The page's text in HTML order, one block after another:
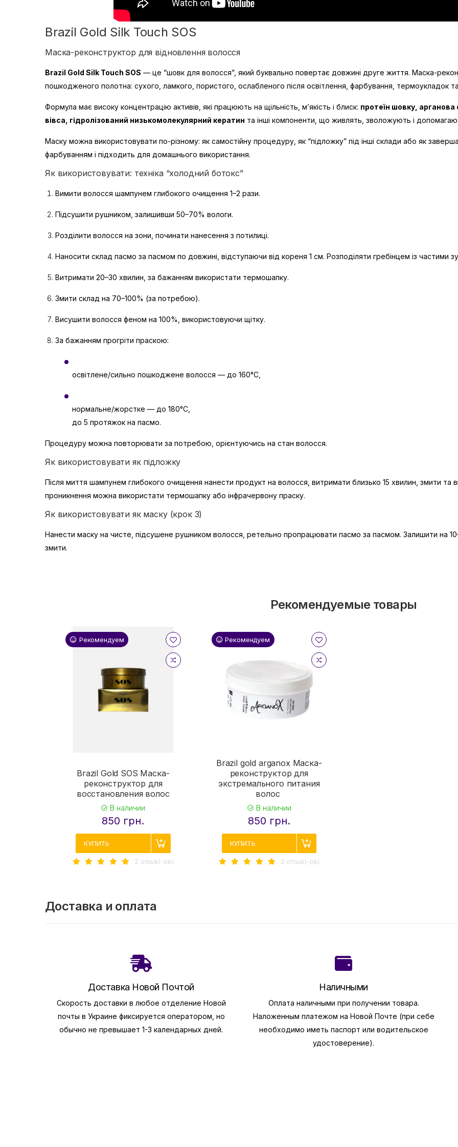
Brazil Gold Silk Touch SOS
Маска-реконструктор для відновлення волосся
Brazil Gold Silk Touch SOS — це “шовк для волосся”, який буквально повертає довжині друге життя. Маска-
пошкодженого полотна: сухого, ламкого, пористого, ослабленого після освітлення, фарбування, термоукладок
Формула має високу концентрацію активів, які працюють на щільність, м’якість і блиск: протеїн шовку, арганова
вівса, гідролізований низькомолекулярний кератин та інші компоненти, що живлять, зволожують і
Маску можна використовувати по-різному: як самостійну процедуру, як “підложку” під інші склади або як
фарбуванням і підходить для домашнього використання.
Як використовувати: техніка “холодний ботокс”
Вимити волосся шампунем глибокого очищення 1–2 рази.
Підсушити рушником, залишивши 50–70% вологи.
Розділити волосся на зони, починати нанесення з потилиці.
Наносити склад пасмо за пасмом по довжині, відступаючи від кореня 1 см. Розподіляти гребінцем із частими
Витримати 20–30 хвилин, за бажанням використати термошапку.
Змити склад на 70–100% (за потребою).
Висушити волосся феном на 100%, використовуючи щітку.
За бажанням прогріти праскою:
освітлене/сильно пошкоджене волосся — до 160°C,
нормальне/жорстке — до 180°C,
до 5 протяжок на пасмо.
Процедуру можна повторювати за потребою, орієнтуючись на стан волосся.
Як використовувати як підложку
Після миття шампунем глибокого очищення нанести продукт на волосся, витримати близько 15 хвилин, змити
проникнення можна використати термошапку або інфрачервону праску.
Як використовувати як маску (крок 3)
Нанести маску на чисте, підсушене рушником волосся, ретельно пропрацювати пасмо за пасмом. Залишити на
змити.
Рекомендуемые товары
Рекомендуем
Brazil Gold SOS Маска-
реконструктор для
восстановления волос
В наличии
850 грн.
КУПИТЬ
2 отзыв(-ов)
Рекомендуем
Brazil gold arganox Маска-
реконструктор для
экстремального питания
волос
В наличии
850 грн.
КУПИТЬ
2 отзыв(-ов)
Доставка и оплата
Доставка Новой Почтой
Скорость доставки в любое отделение Новой
почты в Украине фиксируется оператором, но
обычно не превышает 1-3 календарных дней.
Наличными
Оплата наличными при получении товара.
Наложенным платежом на Новой Почте (при себе
необходимо иметь паспорт или водительское
удостоверение).